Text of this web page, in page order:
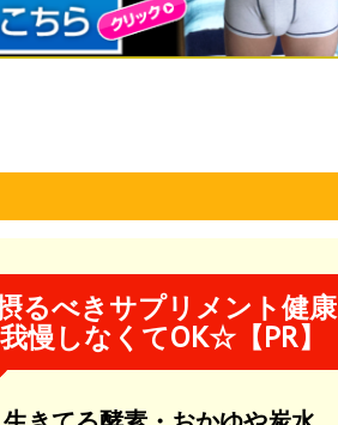
るべきサプリメント健康
慢しなくてOK☆【PR】